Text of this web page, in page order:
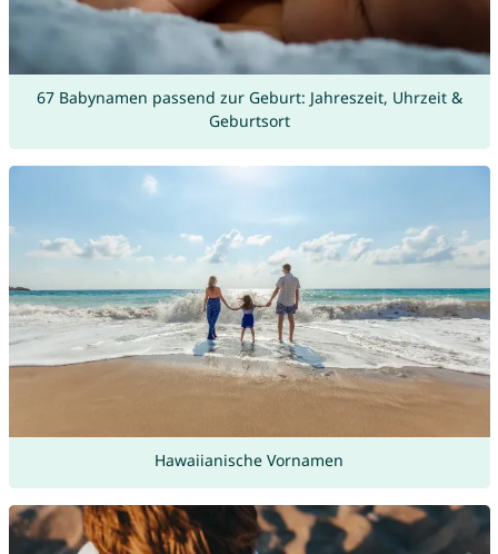
67 Babynamen passend zur Geburt: Jahreszeit, Uhrzeit &
Geburtsort
Hawaiianische Vornamen